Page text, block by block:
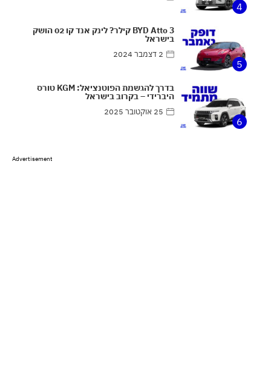
4
5
BYD Atto 3 קילר? לינק אנד קו 02 הושק
בישראל
2 דצמבר 2024
6
בדרך להגשמת הפוטנציאל: KGM טורס
היברידי – בקרוב בישראל
25 אוקטובר 2025
Advertisement